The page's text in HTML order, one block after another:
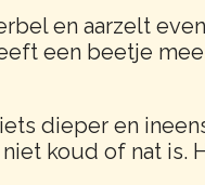
en aarzelt
een beetje
dieper en
koud of nat is.